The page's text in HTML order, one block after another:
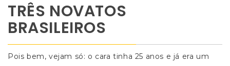
TRÊS NOVATOS
BRASILEIROS
Pois bem, vejam só: o cara tinha 25 anos e já era um